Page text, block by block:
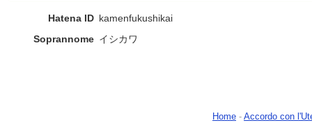
Hatena ID kamenfukushikai
Soprannome イシカワ
Home - Accordo con